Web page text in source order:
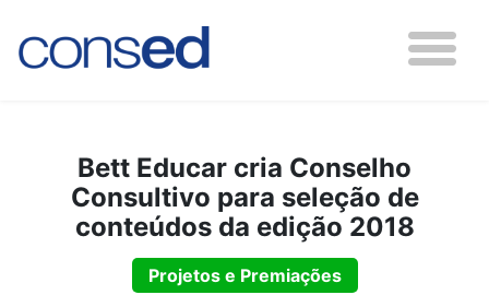
Bett Educar cria Conselho
Consultivo para seleção de
conteúdos da edição 2018
Projetos e Premiações